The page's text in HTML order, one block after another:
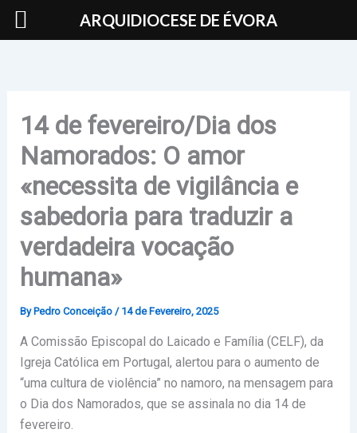
Skip
14 de fevereiro/Dia dos
Namorados: O amor
«necessita de vigilância e
sabedoria para traduzir a
verdadeira vocação
humana»
By Pedro Conceição / 14 de Fevereiro, 2025
A Comissão Episcopal do Laicado e Família (CELF), da
Igreja Católica em Portugal, alertou para o aumento de
“uma cultura de violência” no namoro, na mensagem para
o Dia dos Namorados, que se assinala no dia 14 de
fevereiro.
ARQUIDIOCESE DE ÉVORA